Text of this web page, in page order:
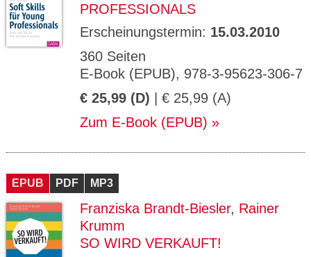
PROFESSIONALS
Erscheinungstermin: 15.03.2010
360 Seiten
E-Book (EPUB), 978-3-95623-306-7
€ 25,99 (D) | € 25,99 (A)
Zum E-Book (EPUB)
EPUB PDF MP3
Franziska Brandt-Biesler, Rainer
Krumm
SO WIRD VERKAUFT!